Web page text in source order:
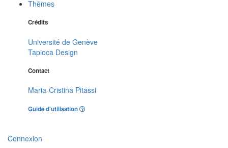
Thèmes
Crédits
Université de Genève
Tapioca Design
Contact
Maria-Cristina Pitassi
Guide d'utilisation
Connexion